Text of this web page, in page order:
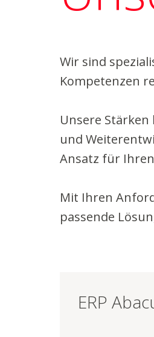
Wir sind
Kompetenzen
Unsere
und
Ansatz für
Mit Ihren
passende
ERP